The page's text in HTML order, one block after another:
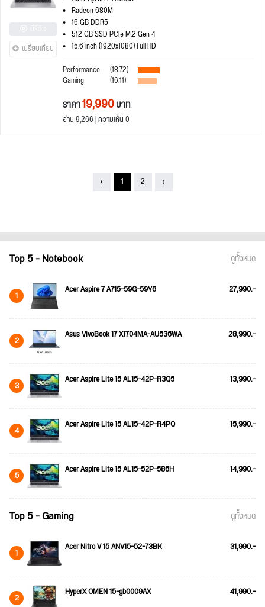
เปรียบเทียบ
Radeon 680M
16 GB DDR5
512 GB SSD PCIe M.2 Gen 4
15.6 inch (1920x1080) Full HD
Performance
(18.72)
Gaming (16.11)
ราคา19,990บาท
อ่าน 9,266 | ความเห็น 0
‹ 1 2 ›
Top 5 - Notebook ดูทั้งหมด
1 Acer Aspire 7 A715-59G-59Y6 27,990.-
2 Asus VivoBook 17 X1704MA-AU536WA 28,990.-
3 Acer Aspire Lite 15 AL15-42P-R3Q5 13,990.-
4 Acer Aspire Lite 15 AL15-42P-R4PQ 15,990.-
5 Acer Aspire Lite 15 AL15-52P-586H 14,990.-
Top 5 - Gaming ดูทั้งหมด
1 Acer Nitro V 15 ANV15-52-73BK 31,990.-
2 HyperX OMEN 15-gb0009AX 41,990.-